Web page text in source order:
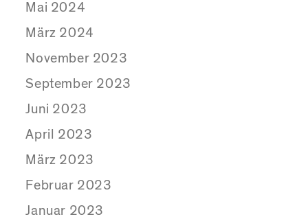
Mai 2024
März 2024
November 2023
September 2023
Juni 2023
April 2023
März 2023
Februar 2023
Januar 2023